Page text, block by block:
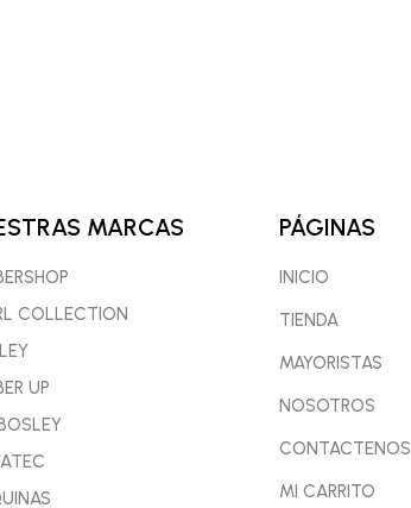
MARCAS
COLLECTION
UP
PÁGINAS
INICIO
TIENDA
MAYORISTAS
NOSOTROS
CONTACTENOS
MI CARRITO